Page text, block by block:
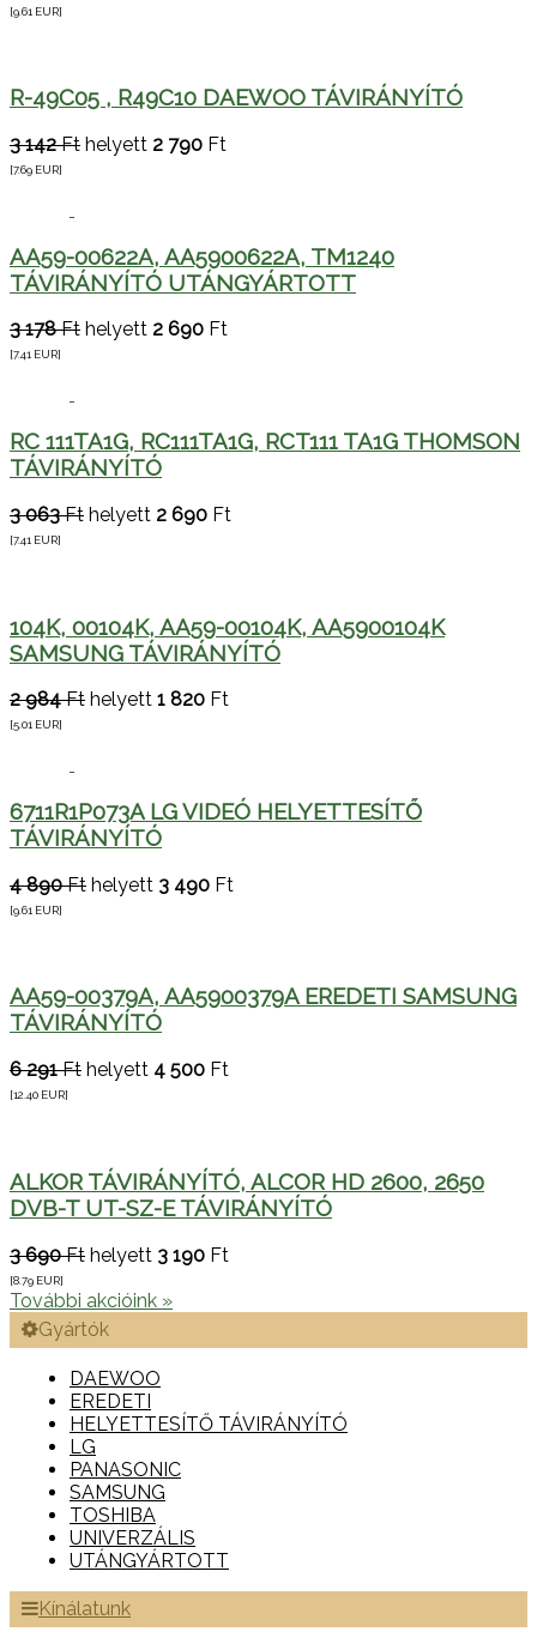
[9.61 EUR]
R-49C05 , R49C10 DAEWOO TÁVIRÁNYÍTÓ
3 142 Ft helyett 2 790 Ft
[7.69 EUR]
AA59-00622A, AA5900622A, TM1240
TÁVIRÁNYÍTÓ UTÁNGYÁRTOTT
3 178 Ft helyett 2 690 Ft
[7.41 EUR]
RC 111TA1G, RC111TA1G, RCT111 TA1G THOMSON
TÁVIRÁNYÍTÓ
3 063 Ft helyett 2 690 Ft
[7.41 EUR]
104K, 00104K, AA59-00104K, AA5900104K
SAMSUNG TÁVIRÁNYÍTÓ
2 984 Ft helyett 1 820 Ft
[5.01 EUR]
6711R1P073A LG VIDEÓ HELYETTESÍTŐ
TÁVIRÁNYÍTÓ
4 890 Ft helyett 3 490 Ft
[9.61 EUR]
AA59-00379A, AA5900379A EREDETI SAMSUNG
TÁVIRÁNYÍTÓ
6 291 Ft helyett 4 500 Ft
[12.40 EUR]
ALKOR TÁVIRÁNYÍTÓ, ALCOR HD 2600, 2650
DVB-T UT-SZ-E TÁVIRÁNYÍTÓ
3 690 Ft helyett 3 190 Ft
[8.79 EUR]
További akcióink »
Gyártók
DAEWOO
EREDETI
HELYETTESÍTŐ TÁVIRÁNYÍTÓ
LG
PANASONIC
SAMSUNG
TOSHIBA
UNIVERZÁLIS
UTÁNGYÁRTOTT
Kínálatunk